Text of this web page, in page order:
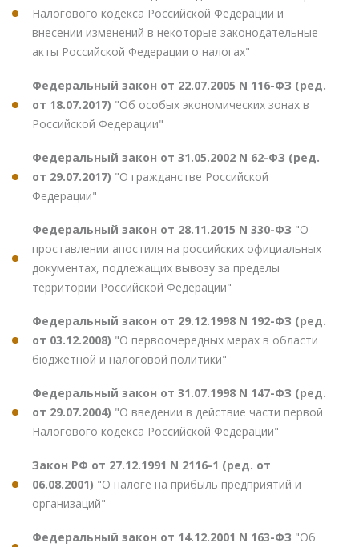
Налогового кодекса Российской Федерации и
внесении изменений в некоторые законодательные
акты Российской Федерации о налогах"
Федеральный закон от 22.07.2005 N 116-ФЗ (ред.
от 18.07.2017) "Об особых экономических зонах в
Российской Федерации"
Федеральный закон от 31.05.2002 N 62-ФЗ (ред.
от 29.07.2017) "О гражданстве Российской
Федерации"
Федеральный закон от 28.11.2015 N 330-ФЗ "О
проставлении апостиля на российских официальных
документах, подлежащих вывозу за пределы
территории Российской Федерации"
Федеральный закон от 29.12.1998 N 192-ФЗ (ред.
от 03.12.2008) "О первоочередных мерах в области
бюджетной и налоговой политики"
Федеральный закон от 31.07.1998 N 147-ФЗ (ред.
от 29.07.2004) "О введении в действие части первой
Налогового кодекса Российской Федерации"
Закон РФ от 27.12.1991 N 2116-1 (ред. от
06.08.2001) "О налоге на прибыль предприятий и
организаций"
Федеральный закон от 14.12.2001 N 163-ФЗ "Об